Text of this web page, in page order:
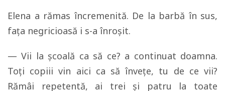
Elena a rămas încremenită. De la barbă în sus,
faţa negricioasă i s-a înroşit.
— Vii la şcoală ca să ce? a continuat doamna.
Toţi copiii vin aici ca să înveţe, tu de ce vii?
Rămâi repetentă, ai trei şi patru la toate